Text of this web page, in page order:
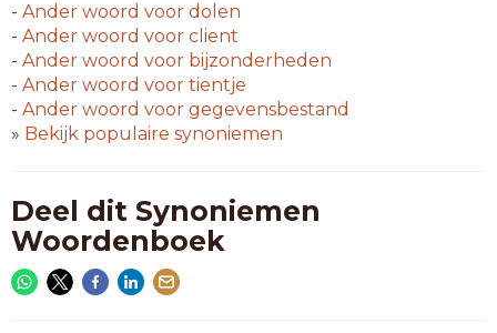
- Ander woord voor dolen
- Ander woord voor client
- Ander woord voor bijzonderheden
- Ander woord voor tientje
- Ander woord voor gegevensbestand
» Bekijk populaire synoniemen
Deel dit Synoniemen
Woordenboek